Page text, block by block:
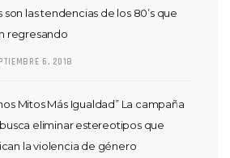
son las tendencias de los 80’s que
regresando
6, 2018
Mitos Más Igualdad” La campaña
eliminar estereotipos que
la violencia de género